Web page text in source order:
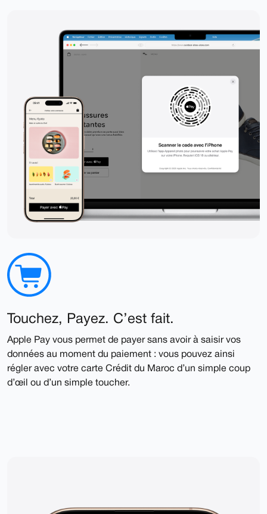
Touchez, Payez. C’est fait.
Apple Pay vous permet de payer sans avoir à saisir vos
données au moment du paiement : vous pouvez ainsi
régler avec votre carte Crédit du Maroc d’un simple coup
d’œil ou d’un simple toucher.